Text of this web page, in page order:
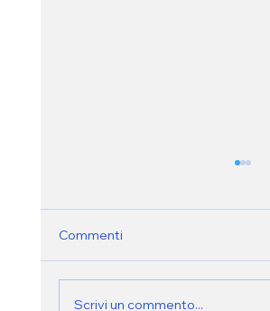
Commenti
Scrivi un commento...